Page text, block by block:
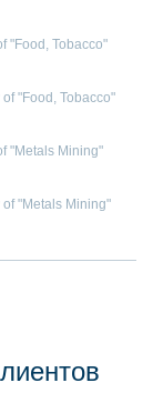
"Food, Tobacco"
"Food, Tobacco"
"Metals Mining"
"Metals Mining"